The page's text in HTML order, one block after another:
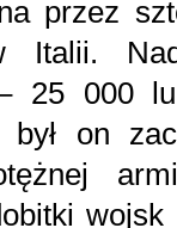
przez
Italii.
25 000
on